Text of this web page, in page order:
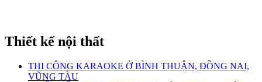
Thiết kế nội thất
THI CÔNG KARAOKE Ở BÌNH THUẬN, ĐỒNG NAI,
VŨNG TÀU